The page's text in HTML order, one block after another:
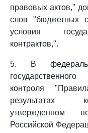
правовых актов,"
слов "бюджетных
условия
контрактов,".
5. В
контроля
результатах
утвержденном
Российской